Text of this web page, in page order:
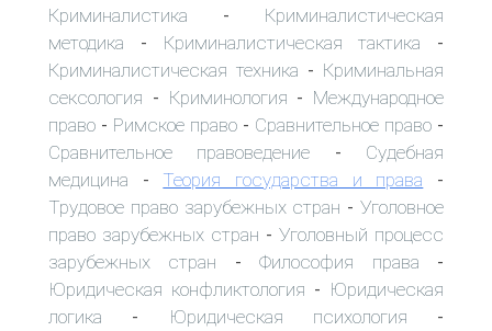
Криминалистика - Криминалистическая
методика - Криминалистическая тактика -
Криминалистическая техника - Криминальная
сексология - Криминология - Международное
право - Римское право - Сравнительное право -
Сравнительное правоведение - Судебная
медицина - Теория государства и права -
Трудовое право зарубежных стран -Уголовное
право зарубежных стран - Уголовный процесс
зарубежных стран -Философия права -
Юридическая конфликтология - Юридическая
логика - Юридическая психология -